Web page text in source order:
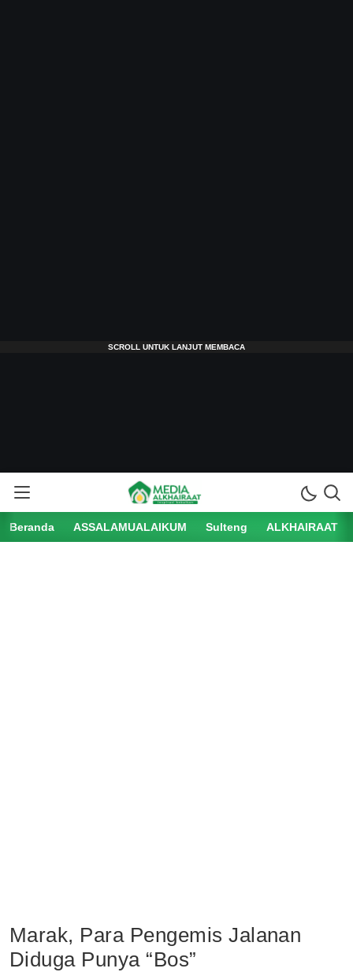
Beranda ASSALAMUALAIKUM Sulteng ALKHAIRAAT
Marak, Para Pengemis Jalanan
Diduga Punya “Bos”